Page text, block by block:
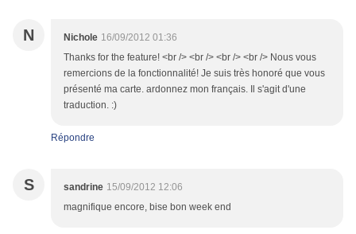
N Nichole 16/09/2012 01:36
Thanks for the feature! <br /> <br /> <br /> <br /> Nous vous
remercions de la fonctionnalité! Je suis très honoré que vous
présenté ma carte. ardonnez mon français. Il s'agit d'une
traduction. :)
Répondre
S sandrine 15/09/2012 12:06
magnifique encore, bise bon week end